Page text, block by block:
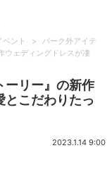
ント >
パーク外アイテ
ウェディングドレスが凄
ーリー』の新作
とこだわりたっ
2023.1.14 9:00